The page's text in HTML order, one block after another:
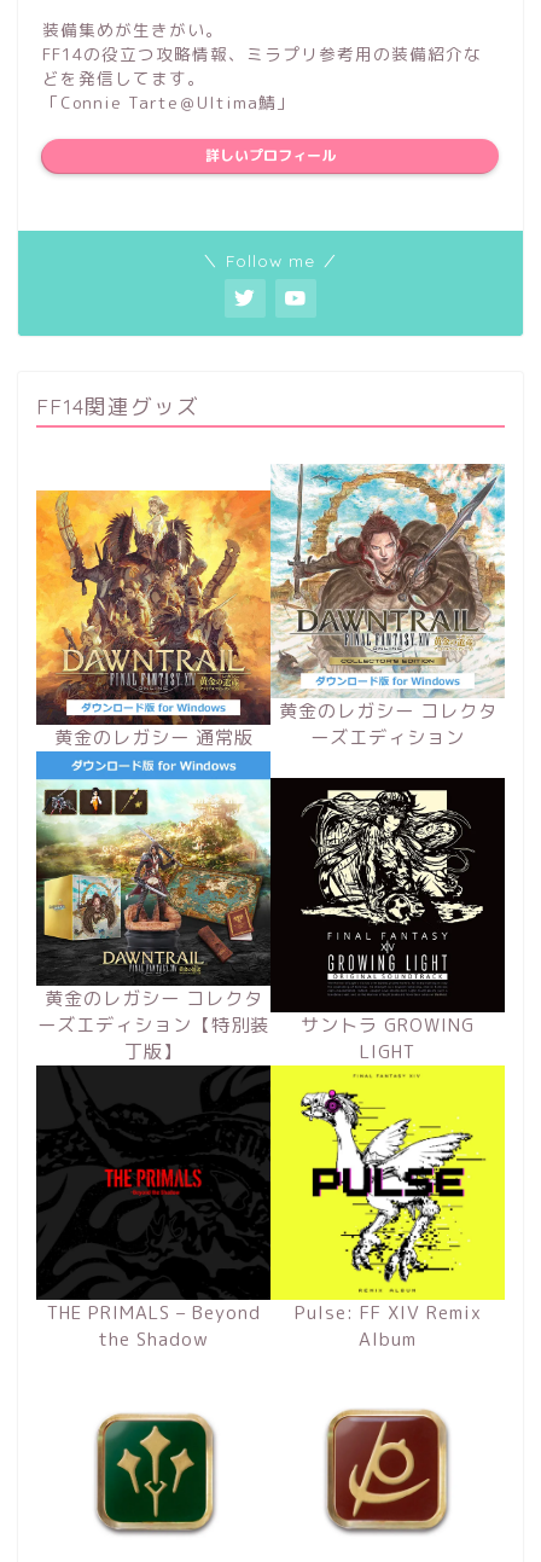
装備集めが生きがい。
FF14の役立つ攻略情報、ミラプリ参考用の装備紹介な
どを発信してます。
「Connie Tarte＠Ultima鯖」
詳しいプロフィール
＼ Follow me ／
FF14関連グッズ
黄金のレガシー 通常版
黄金のレガシー コレクタ
ーズエディション
黄金のレガシー コレクタ
ーズエディション【特別装
丁版】
サントラ GROWING
LIGHT
THE PRIMALS – Beyond
the Shadow
Pulse: FF XIV Remix
Album